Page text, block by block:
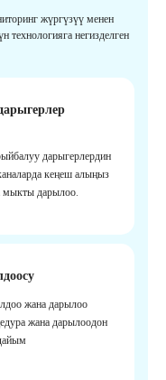
жүргүзүү менен
негизделген
дарыгерлердин
кеңеш алыңыз
мыкты дарылоо.
жана дарылоо
жана дарылоодон